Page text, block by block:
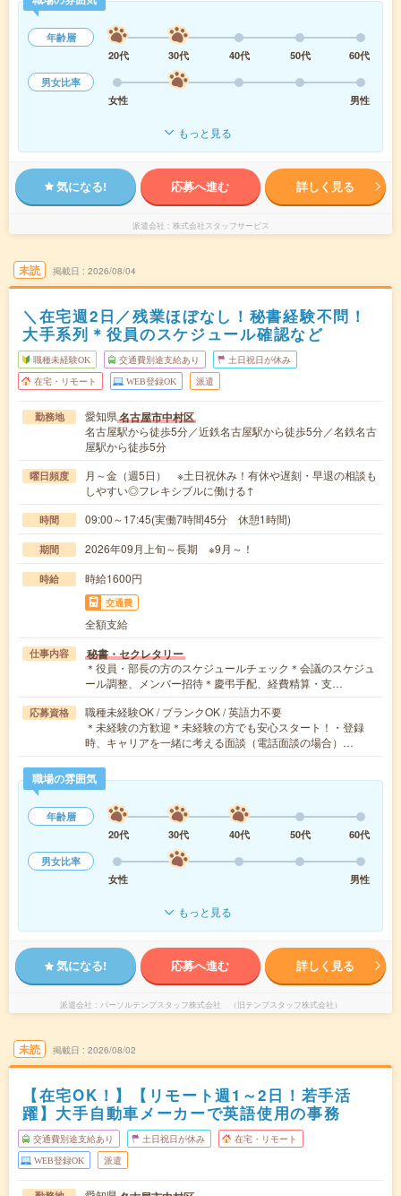
年齢層
20代
30代 40代 50代
60代
男女比率
女性
男性
もっと見る
気になる! 応募へ進む 詳しく見る
派遣会社 株式会社スタッフサービス
未読 掲載日 2026/08/04
＼在宅週2日／残業ほぼなし！秘書経験不問！
大手系列＊役員のスケジュール確認など
職種未経験OK 交通費別途支給あり 土日祝日が休み
在宅・リモート WEB登録OK 派遣
勤務地 愛知県名古屋市中村区
名古屋駅から徒歩5分／近鉄名古屋駅から徒歩5分／名鉄名古
屋駅から徒歩5分
曜日頻度
月～金（週5日） ※土日祝休み！有休や遅刻・早退の相談も
しやすい◎フレキシブルに働ける↑
時間 09:00～17:45(実働7時間45分 休憩1時間)
期間 2026年09月上旬～長期 ※9月～！
時給 時給1600円
交通費
全額支給
仕事内容 秘書・セクレタリー
＊役員・部長の方のスケジュールチェック＊会議のスケジュ
ール調整、メンバー招待＊慶弔手配、経費精算・支…
応募資格
職種未経験OK / ブランクOK / 英語力不要
＊未経験の方歓迎＊未経験の方でも安心スタート！・登録
時、キャリアを一緒に考える面談（電話面談の場合）…
職場の雰囲気
年齢層
20代
30代 40代 50代
60代
男女比率
女性
男性
もっと見る
気になる! 応募へ進む 詳しく見る
派遣会社 パーソルテンプスタッフ株式会社 （旧テンプスタッフ株式会社）
未読 掲載日 2026/08/02
【在宅OK！】【リモート週1～2日！若手活
躍】大手自動車メーカーで英語使用の事務
交通費別途支給あり 土日祝日が休み 在宅・リモート
WEB登録OK 派遣